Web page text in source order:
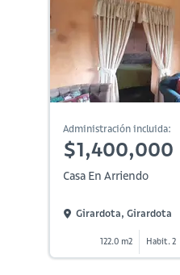
Administración incluida:
$1,400,000
Casa En Arriendo
Girardota, Girardota
122.0 m2 Habit. 2